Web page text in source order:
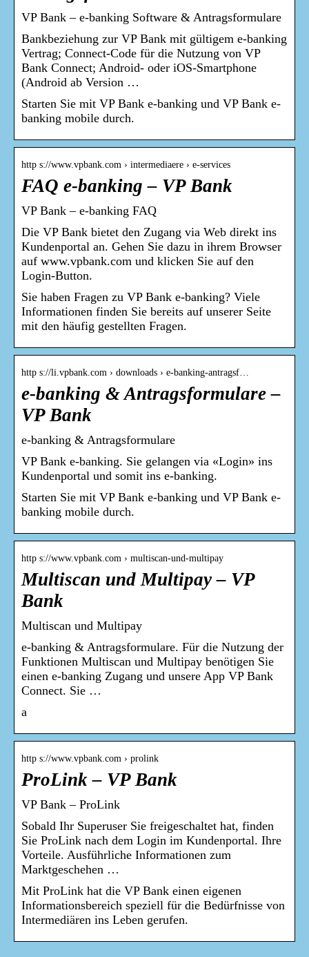
VP Bank – e-banking Software & Antragsformulare
Bankbeziehung zur VP Bank mit gültigem e-banking
Vertrag; Connect-Code für die Nutzung von VP
Bank Connect; Android- oder iOS-Smartphone
(Android ab Version …
Starten Sie mit VP Bank e-banking und VP Bank e-
banking mobile durch.
http s://www.vpbank.com › intermediaere › e-services
FAQ e-banking – VP Bank
VP Bank – e-banking FAQ
Die VP Bank bietet den Zugang via Web direkt ins
Kundenportal an. Gehen Sie dazu in ihrem Browser
auf www.vpbank.com und klicken Sie auf den
Login-Button.
Sie haben Fragen zu VP Bank e-banking? Viele
Informationen finden Sie bereits auf unserer Seite
mit den häufig gestellten Fragen.
http s://li.vpbank.com › downloads › e-banking-antragsf…
e-banking & Antragsformulare –
VP Bank
e-banking & Antragsformulare
VP Bank e-banking. Sie gelangen via «Login» ins
Kundenportal und somit ins e-banking.
Starten Sie mit VP Bank e-banking und VP Bank e-
banking mobile durch.
http s://www.vpbank.com › multiscan-und-multipay
Multiscan und Multipay – VP
Bank
Multiscan und Multipay
e-banking & Antragsformulare. Für die Nutzung der
Funktionen Multiscan und Multipay benötigen Sie
einen e-banking Zugang und unsere App VP Bank
Connect. Sie …
a
http s://www.vpbank.com › prolink
ProLink – VP Bank
VP Bank – ProLink
Sobald Ihr Superuser Sie freigeschaltet hat, finden
Sie ProLink nach dem Login im Kundenportal. Ihre
Vorteile. Ausführliche Informationen zum
Marktgeschehen …
Mit ProLink hat die VP Bank einen eigenen
Informationsbereich speziell für die Bedürfnisse von
Intermediären ins Leben gerufen.